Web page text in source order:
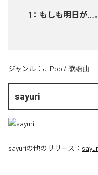
1 ： もしも明日が…
ジャンル： J-Pop / 歌謡曲
sayuri
sayuriの他のリリース：